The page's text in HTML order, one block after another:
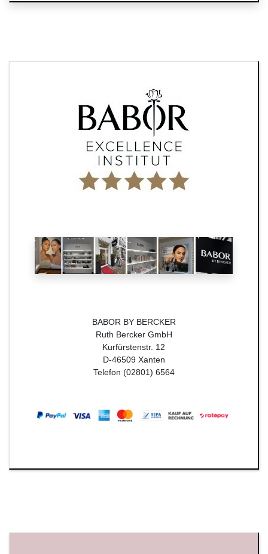
BABOR BY BERCKER
Ruth Bercker GmbH
Kurfürstenstr. 12
D-46509 Xanten
Telefon (02801) 6564